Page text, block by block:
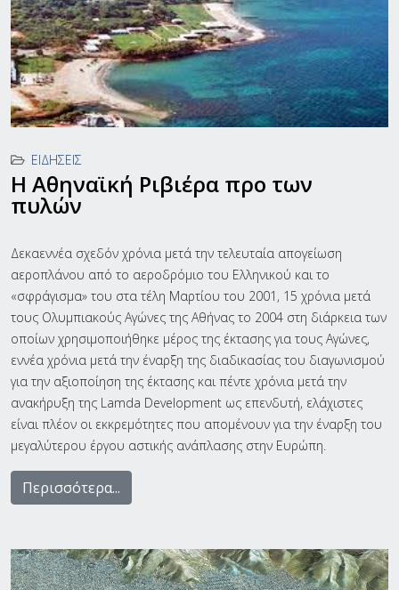
ΕΙΔΉΣΕΙΣ
Η Aθηναϊκή Ριβιέρα προ των
πυλών
Δεκαεννέα σχεδόν χρόνια μετά την τελευταία απογείωση
αεροπλάνου από το αεροδρόμιο του Ελληνικού και το
«σφράγισμα» του στα τέλη Μαρτίου του 2001, 15 χρόνια μετά
τους Ολυμπιακούς Αγώνες της Αθήνας το 2004 στη διάρκεια των
οποίων χρησιμοποιήθηκε μέρος της έκτασης για τους Αγώνες,
εννέα χρόνια μετά την έναρξη της διαδικασίας του διαγωνισμού
για την αξιοποίηση της έκτασης και πέντε χρόνια μετά την
ανακήρυξη της Lamda Development ως επενδυτή, ελάχιστες
είναι πλέον οι εκκρεμότητες που απομένουν για την έναρξη του
μεγαλύτερoυ έργου αστικής ανάπλασης στην Ευρώπη.
Περισσότερα...